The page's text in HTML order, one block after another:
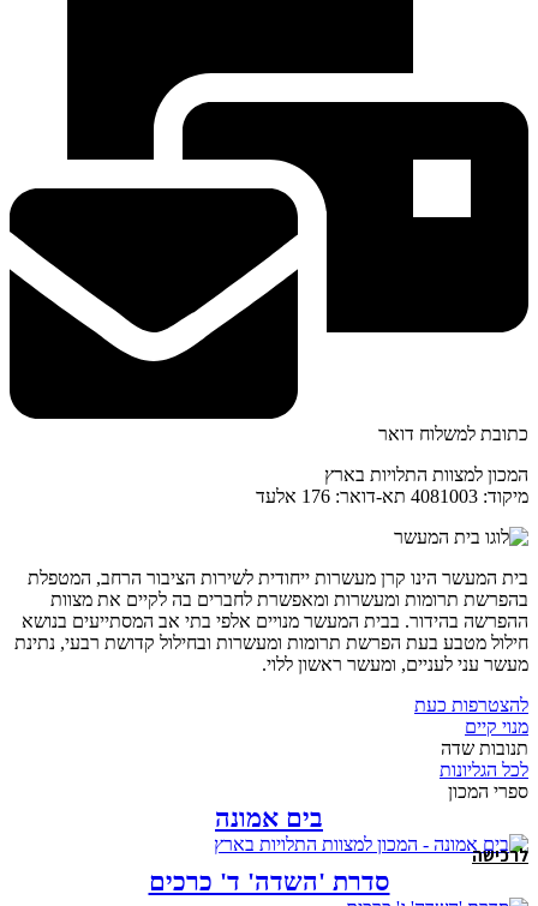
כתובת למשלוח דואר
המכון למצוות התלויות בארץ
מיקוד: 4081003 תא-דואר: 176 אלעד
בית המעשר הינו קרן מעשרות ייחודית לשירות הציבור הרחב, המטפלת
בהפרשת תרומות ומעשרות ומאפשרת לחברים בה לקיים את מצוות
ההפרשה בהידור. בבית המעשר מנויים אלפי בתי אב המסתייעים בנושא
חילול מטבע בעת הפרשת תרומות ומעשרות ובחילול קדושת רבעי, נתינת
מעשר עני לעניים, ומעשר ראשון ללוי.
להצטרפות כעת
מנוי קיים
תנובות שדה
לכל הגליונות
ספרי המכון
בים אמונה
לרכישה
סדרת 'השדה' ד' כרכים